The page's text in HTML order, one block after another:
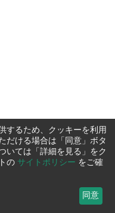
するため、クッキーを利用
だける場合は「同意」ボタ
いては「詳細を見る」をク
の サイトポリシー をご確
同意